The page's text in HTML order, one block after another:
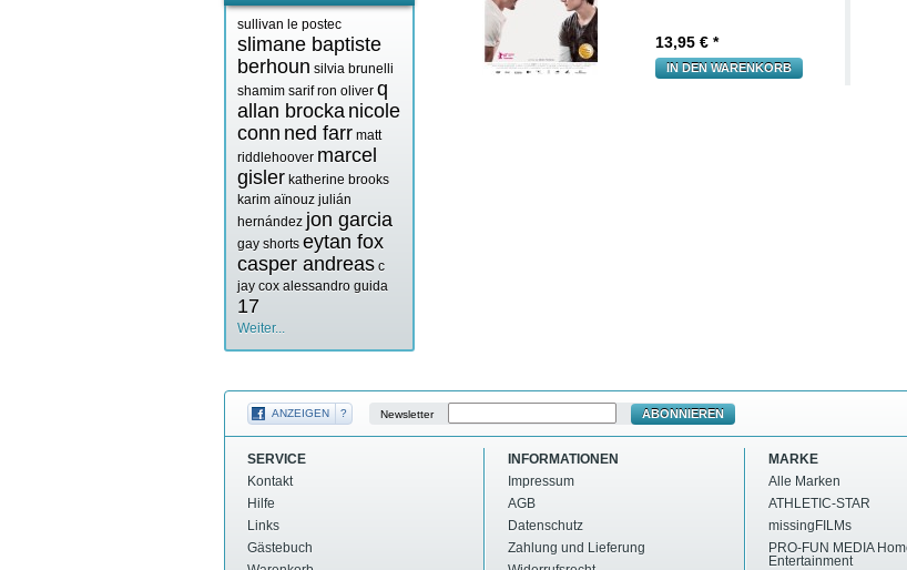
sullivan le postec
slimane baptiste
berhoun silvia brunelli
shamim sarif ron oliver q
allan brocka nicole
conn ned farr matt
riddlehoover marcel
gisler katherine brooks
karim aïnouz julián
hernández jon garcia
gay shorts eytan fox
casper andreas c
jay cox alessandro guida
17
Weiter...
13,95 € *
IN DEN WARENKORB
ANZEIGEN ? Newsletter ABONNIEREN
SERVICE
Kontakt
Hilfe
Links
Gästebuch
INFORMATIONEN
Impressum
AGB
Datenschutz
Zahlung und Lieferung
MARKE
Alle Marken
ATHLETIC-STAR
missingFILMs
PRO-FUN MEDIA
Entertainment